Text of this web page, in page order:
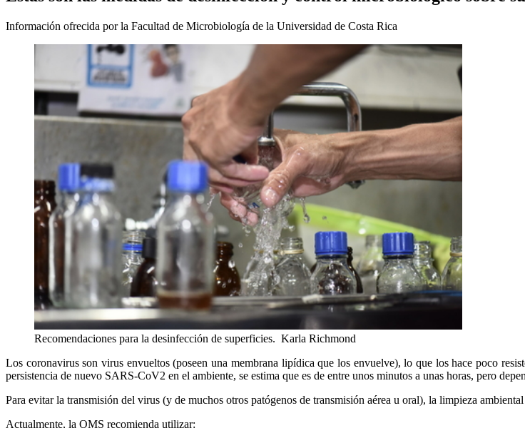
Información ofrecida por la Facultad de Microbiología de la Universidad de Costa Rica
Recomendaciones para la desinfección de superficies. Karla Richmond
Los coronavirus son virus envueltos (poseen una membrana lipídica que los envuelve), lo que los hace poco
persistencia de nuevo SARS-CoV2 en el ambiente, se estima que es de entre unos minutos a unas horas, pero
Para evitar la transmisión del virus (y de muchos otros patógenos de transmisión aérea u oral), la limpieza
Actualmente, la OMS recomienda utilizar: